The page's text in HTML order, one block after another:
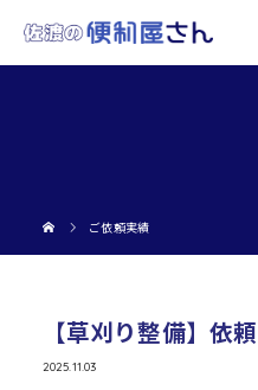
ご依頼実績
【草刈り整備】依頼
2025.11.03